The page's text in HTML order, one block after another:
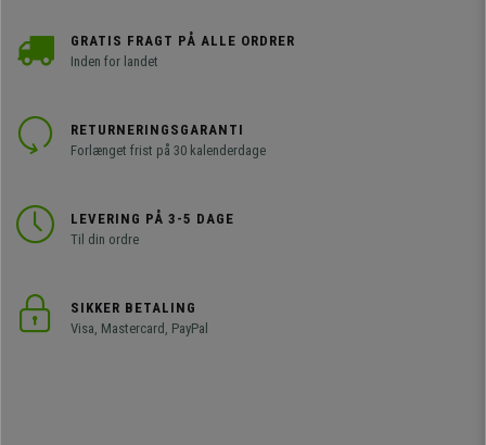
GRATIS FRAGT PÅ ALLE ORDRER
Inden for landet
RETURNERINGSGARANTI
Forlænget frist på 30 kalenderdage
LEVERING PÅ 3-5 DAGE
Til din ordre
SIKKER BETALING
Visa, Mastercard, PayPal